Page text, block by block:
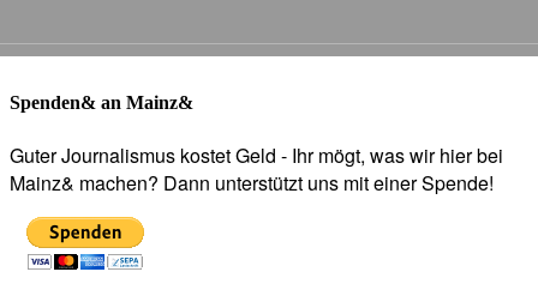
Spenden& an Mainz&
Guter Journalismus kostet Geld - Ihr mögt, was wir hier bei
Mainz& machen? Dann unterstützt uns mit einer Spende!